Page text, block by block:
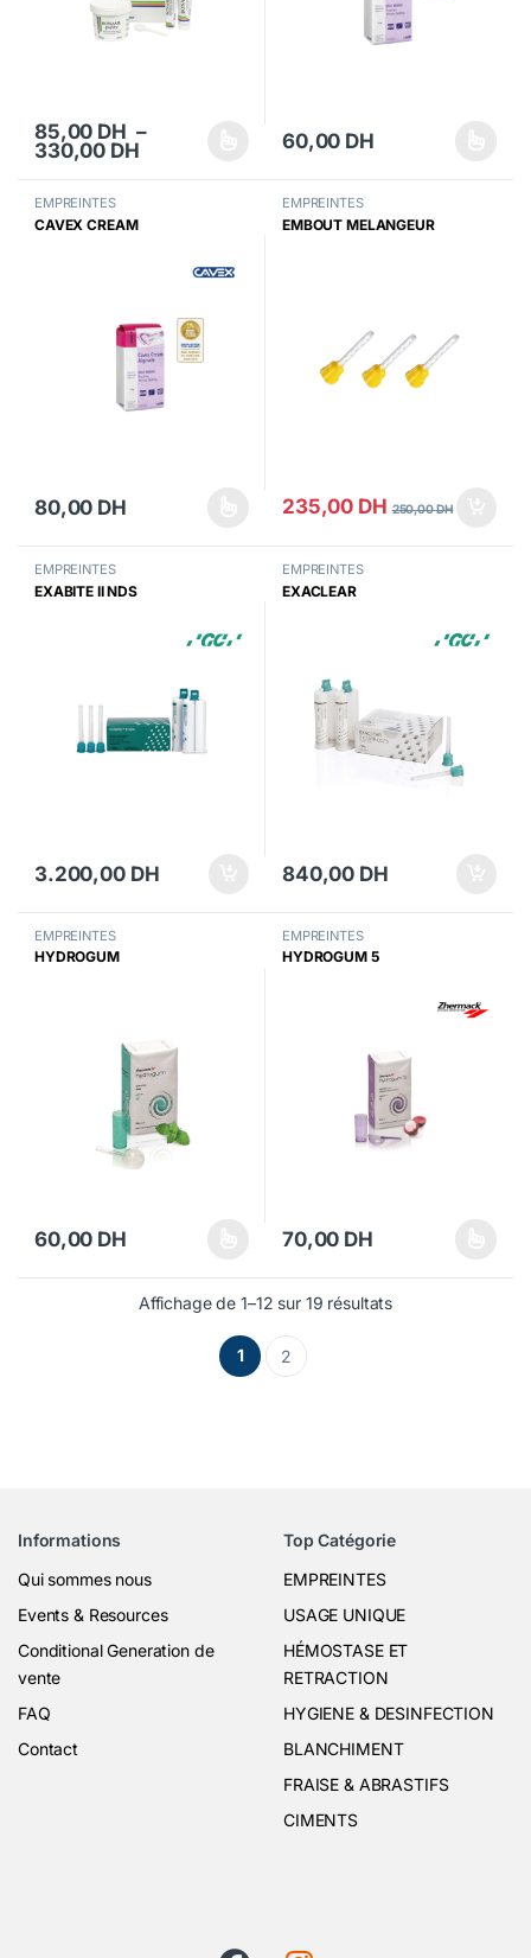
85,00 DH –
330,00 DHPlage de prix : 85,00 DH à 330,00 DH
Ce produit a plusieurs variations. Les options peuvent être
60,00 DH
Ce produit a plusieurs
EMPREINTES
CAVEX CREAM
80,00 DH
Ce produit a plusieurs variations. Les options peuvent être
EMPREINTES
EMBOUT MELANGEUR
235,00 DH 250,00DH
EMPREINTES
EXABITE II NDS
3.200,00 DH
EMPREINTES
EXACLEAR
840,00 DH
EMPREINTES
HYDROGUM
60,00 DH
Ce produit a plusieurs variations. Les options peuvent être
EMPREINTES
HYDROGUM 5
70,00 DH
Ce produit a plusieurs
Affichage de 1–12 sur 19 résultats
1 2
Informations
Qui sommes nous
Events & Resources
Conditional Generation de
vente
FAQ
Contact
Top Catégorie
EMPREINTES
USAGE UNIQUE
HÉMOSTASE ET
RETRACTION
HYGIENE & DESINFECTION
BLANCHIMENT
FRAISE & ABRASTIFS
CIMENTS